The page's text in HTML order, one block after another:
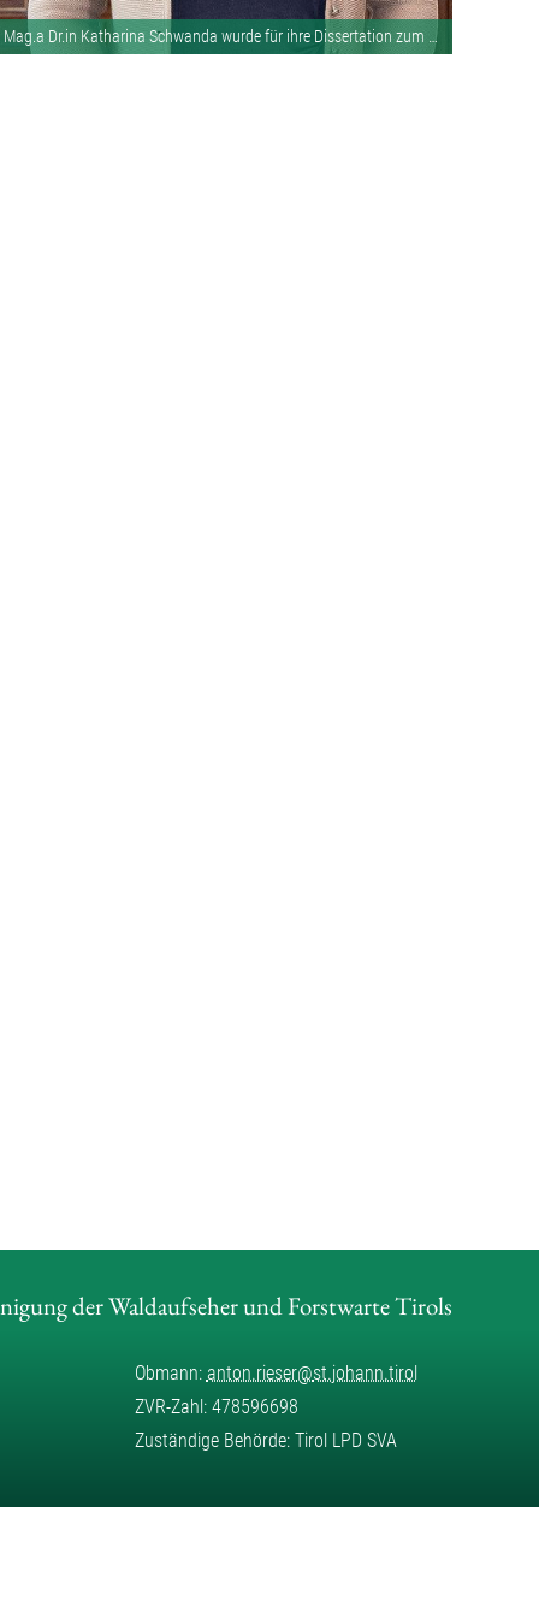
Mag.a Dr.in Katharina Schwanda wurde für ihre Dissertation zum Eschentriebsterben mit dem Preis aus dem Fonds „120 Jahre Universität für Bodenkultur“ ausgezeichnet.Bild: BFW
der Waldaufseher und Forstwarte Tirols
Obmann: anton.rieser@st.johann.tirol
ZVR-Zahl: 478596698
Zuständige Behörde: Tirol LPD SVA